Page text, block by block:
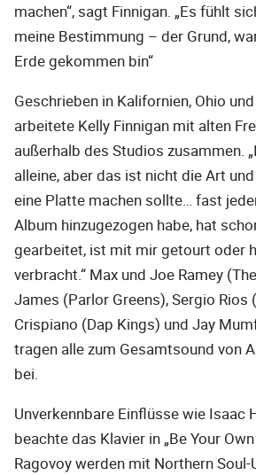
machen“, sagt Finnigan. „Es fühlt
meine Bestimmung – der Grund,
Erde gekommen bin“
Geschrieben in Kalifornien, Ohio
arbeitete Kelly Finnigan mit alten
außerhalb des Studios zusammen.
alleine, aber das ist nicht die Art
eine Platte machen sollte… fast
Album hinzugezogen habe, hat
gearbeitet, ist mit mir getourt oder
verbracht.“ Max und Joe Ramey
James (Parlor Greens), Sergio Rios
Crispiano (Dap Kings) und Jay
tragen alle zum Gesamtsound von
bei.
Unverkennbare Einflüsse wie Isaac
beachte das Klavier in „Be Your
Ragovoy werden mit Northern